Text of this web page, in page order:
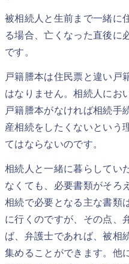
被相続人と生前まで一緒に
る場合、亡くなった直後に
です。
戸籍謄本は住民票と違い戸
はなりません。相続人にお
戸籍謄本がなければ相続手
産相続をしたくないという
てはならないのです。
相続人と一緒に暮らしてい
なくても、必要書類がそろ
相続で必要となる主な書類
に行くのですが、その点、
ば、弁護士であれば、被相
集めることができます。他